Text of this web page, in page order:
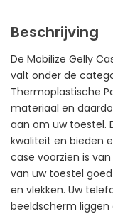
Beschrijving
De Mobilize Gelly
valt onder de
Thermoplastische
materiaal en
aan om uw toestel.
kwaliteit en bieden
case voorzien is
van uw toestel
en vlekken. Uw
beeldscherm liggen